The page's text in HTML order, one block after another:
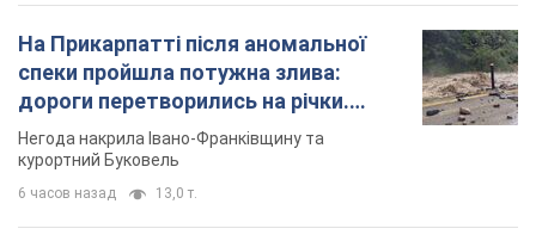
На Прикарпатті після аномальної
спеки пройшла потужна злива:
дороги перетворились на річки.
Відео
Негода накрила Івано-Франківщину та
курортний Буковель
6 часов назад 13,0 т.